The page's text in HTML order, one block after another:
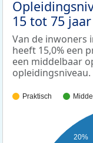
15 tot 75 jaar
Van de inwoners
heeft 15,0% een
een middelbaar
opleidingsniveau.
Praktisch
20%